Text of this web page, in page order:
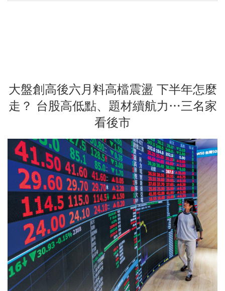
大盤創高後六月料高檔震盪 下半年怎麼
走？ 台股高低點、題材續航力…三名家
看後市